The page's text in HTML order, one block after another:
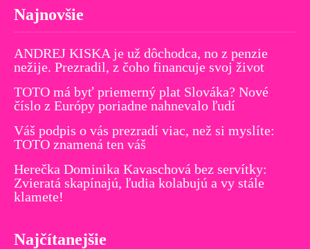
Najnovšie
ANDREJ KISKA je už dôchodca, no z penzie
nežije. Prezradil, z čoho financuje svoj život
TOTO má byť priemerný plat Slováka? Nové
číslo z Európy poriadne nahnevalo ľudí
Váš podpis o vás prezradí viac, než si myslíte:
TOTO znamená ten váš
Herečka Dominika Kavaschová bez servítky:
Zvieratá skapínajú, ľudia kolabujú a vy stále
klamete!
Najčítanejšie